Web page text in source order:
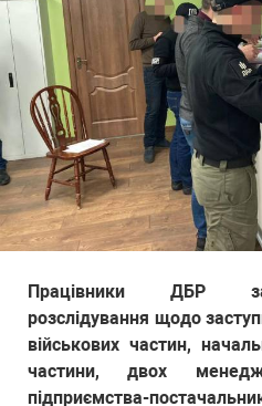
Працівники ДБР
розслідування щодо
військових частин,
частини, двох
підприємства-